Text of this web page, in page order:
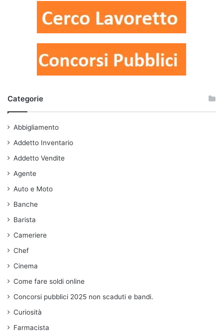
Categorie
Abbigliamento
Addetto Inventario
Addetto Vendite
Agente
Auto e Moto
Banche
Barista
Cameriere
Chef
Cinema
Come fare soldi online
Concorsi pubblici 2025 non scaduti e bandi.
Curiosità
Farmacista